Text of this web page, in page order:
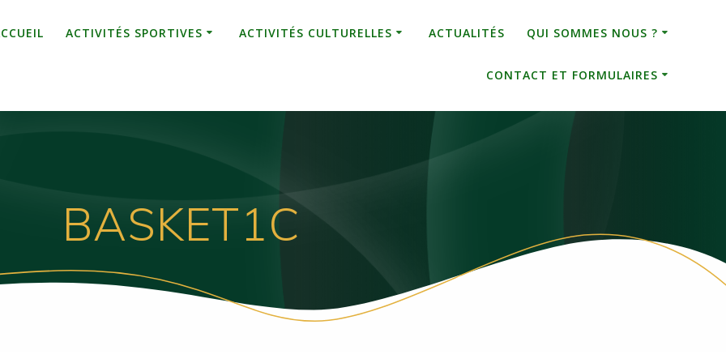
ACTIVITÉS SPORTIVES ACTIVITÉS CULTURELLES ACTUALITÉS QUI SOMMES NOUS ?
CONTACT ET FORMULAIRES
BASKET1C